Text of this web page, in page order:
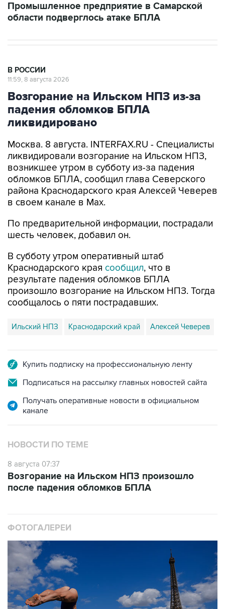
Промышленное предприятие в Самарской
области подверглось атаке БПЛА
В РОССИИ
11:59, 8 августа 2026
Возгорание на Ильском НПЗ из-за
падения обломков БПЛА
ликвидировано
Москва. 8 августа. INTERFAX.RU - Специалисты
ликвидировали возгорание на Ильском НПЗ,
возникшее утром в субботу из-за падения
обломков БПЛА, сообщил глава Северского
района Краснодарского края Алексей Чеверев
в своем канале в Max.
По предварительной информации, пострадали
шесть человек, добавил он.
В субботу утром оперативный штаб
Краснодарского края сообщил, что в
результате падения обломков БПЛА
произошло возгорание на Ильском НПЗ. Тогда
сообщалось о пяти пострадавших.
Ильский НПЗ Краснодарский край Алексей Чеверев
Купить подписку на профессиональную ленту
Подписаться на рассылку главных новостей сайта
Получать оперативные новости в официальном
канале
НОВОСТИ ПО ТЕМЕ
8 августа 07:37
Возгорание на Ильском НПЗ произошло
после падения обломков БПЛА
ФОТОГАЛЕРЕИ